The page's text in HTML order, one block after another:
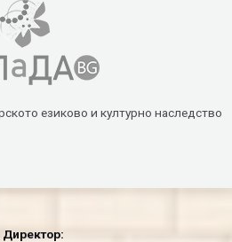
езиково и културно наследство
Директор: